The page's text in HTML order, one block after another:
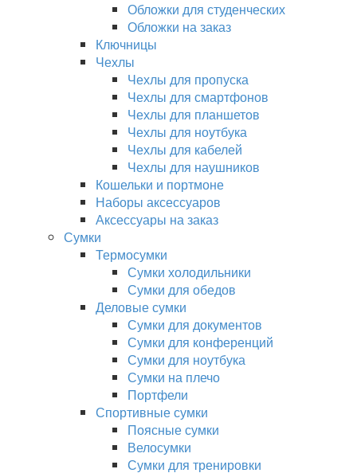
Обложки для студенческих
Обложки на заказ
Ключницы
Чехлы
Чехлы для пропуска
Чехлы для смартфонов
Чехлы для планшетов
Чехлы для ноутбука
Чехлы для кабелей
Чехлы для наушников
Кошельки и портмоне
Наборы аксессуаров
Аксессуары на заказ
Сумки
Термосумки
Сумки холодильники
Сумки для обедов
Деловые сумки
Сумки для документов
Сумки для конференций
Сумки для ноутбука
Сумки на плечо
Портфели
Спортивные сумки
Поясные сумки
Велосумки
Сумки для тренировки